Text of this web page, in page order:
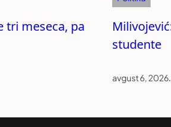
tri meseca, pa
studente
avgust 6, 2026.